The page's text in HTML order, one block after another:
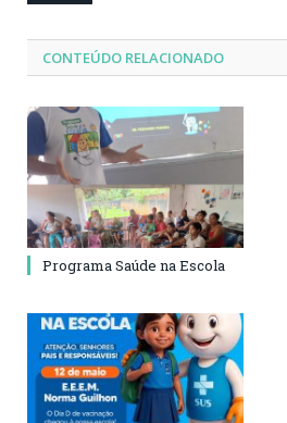
CONTEÚDO RELACIONADO
Programa Saúde na Escola